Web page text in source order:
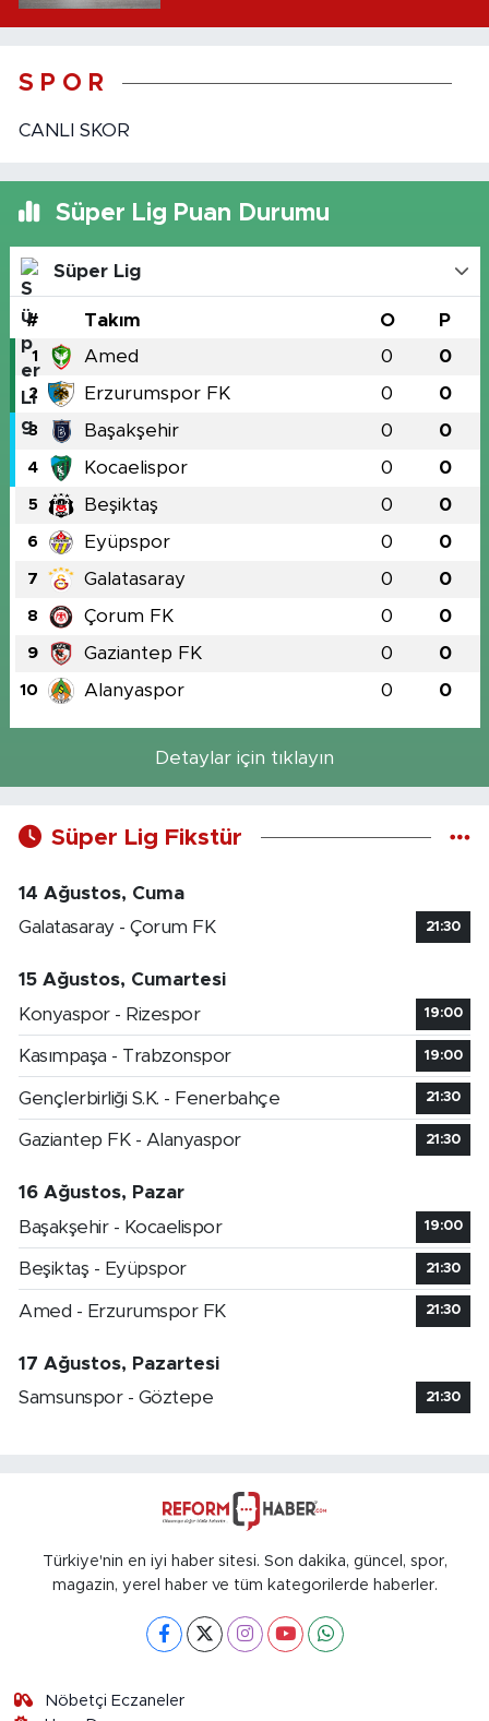
S P O R
CANLI SKOR
Süper Lig Puan Durumu
Süper Lig
# Takım O P
1 Amed 0 0
2 Erzurumspor FK 0 0
3 Başakşehir 0 0
4 Kocaelispor 0 0
5 Beşiktaş 0 0
6 Eyüpspor 0 0
7 Galatasaray 0 0
8 Çorum FK 0 0
9 Gaziantep FK 0 0
10 Alanyaspor 0 0
Detaylar için tıklayın
Süper Lig Fikstür
14 Ağustos, Cuma
Galatasaray - Çorum FK
21:30
15 Ağustos, Cumartesi
Konyaspor - Rizespor
19:00
Kasımpaşa - Trabzonspor 19:00
Gençlerbirliği S.K. - Fenerbahçe 21:30
Gaziantep FK - Alanyaspor 21:30
16 Ağustos, Pazar
Başakşehir - Kocaelispor
19:00
Beşiktaş - Eyüpspor 21:30
Amed - Erzurumspor FK 21:30
17 Ağustos, Pazartesi
Samsunspor - Göztepe
21:30
Türkiye'nin en iyi haber sitesi. Son dakika, güncel, spor,
magazin, yerel haber ve tüm kategorilerde haberler.
Nöbetçi Eczaneler